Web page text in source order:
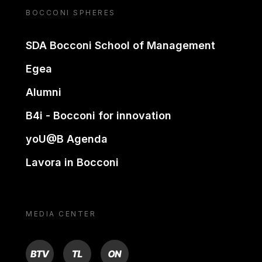
BOCCONI SPHERES
SDA Bocconi School of Management
Egea
Alumni
B4i - Bocconi for innovation
yoU@B Agenda
Lavora in Bocconi
MEDIA CENTER
BTV TL ON